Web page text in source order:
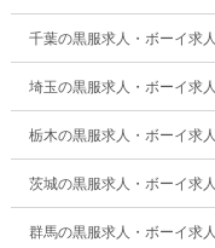
千葉の黒服求人・ボーイ求人
埼玉の黒服求人・ボーイ求人
栃木の黒服求人・ボーイ求人
茨城の黒服求人・ボーイ求人
群馬の黒服求人・ボーイ求人